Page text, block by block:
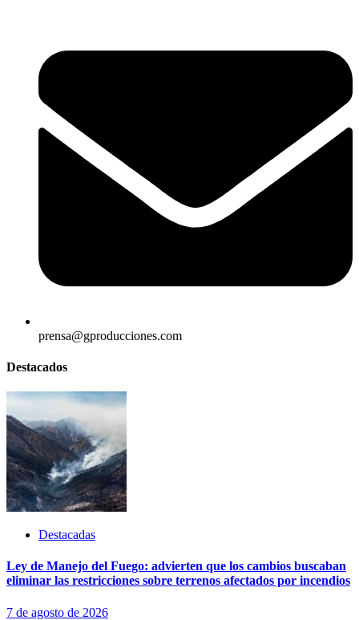
prensa@gproducciones.com
Destacados
Destacadas
Ley de Manejo del Fuego: advierten que los cambios buscaban
eliminar las restricciones sobre terrenos afectados por incendios
7 de agosto de 2026